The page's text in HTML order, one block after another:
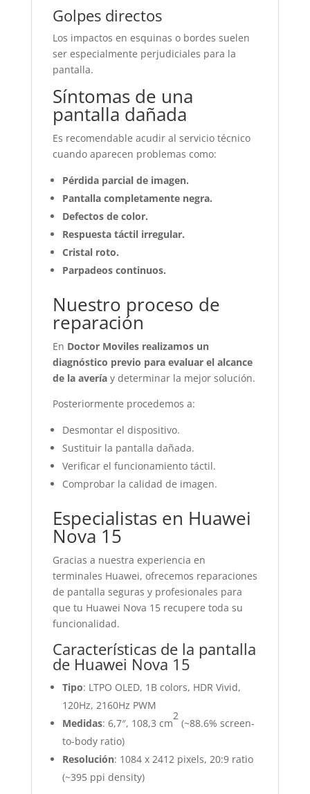
Golpes directos
Los impactos en esquinas o bordes suelen
ser especialmente perjudiciales para la
pantalla.
Síntomas de una
pantalla dañada
Es recomendable acudir al servicio técnico
cuando aparecen problemas como:
Pérdida parcial de imagen.
Pantalla completamente negra.
Defectos de color.
Respuesta táctil irregular.
Cristal roto.
Parpadeos continuos.
Nuestro proceso de
reparación
En Doctor Moviles realizamos un
diagnóstico previo para evaluar el alcance
de la averíay determinar la mejor solución.
Posteriormente procedemos a:
Desmontar el dispositivo.
Sustituir la pantalla dañada.
Verificar el funcionamiento táctil.
Comprobar la calidad de imagen.
Especialistas en Huawei
Nova 15
Gracias a nuestra experiencia en
terminales Huawei, ofrecemos reparaciones
de pantalla seguras y profesionales para
que tu Huawei Nova 15 recupere toda su
funcionalidad.
Características de la pantalla
de Huawei Nova 15
Tipo: LTPO OLED, 1B colors, HDR Vivid,
120Hz, 2160Hz PWM
Medidas: 6,7″, 108,3 cm
2
(~88.6% screen-
to-body ratio)
Resolución: 1084 x 2412 pixels, 20:9 ratio
(~395 ppi density)